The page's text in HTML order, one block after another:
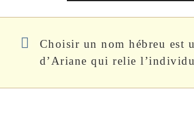
Choisir un nom hébreu est
d’Ariane qui relie